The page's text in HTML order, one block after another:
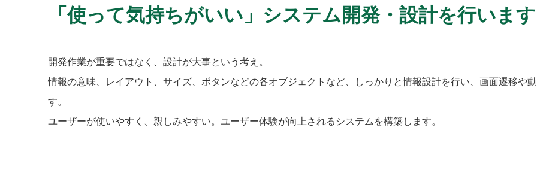
「使って気持ちがいい」システム開発・設計を行います
開発作業が重要ではなく、設計が大事という考え。
情報の意味、レイアウト、サイズ、ボタンなどの各オブジェクトなど、しっかりと情報設計を行い、画面遷移や
す。
ユーザーが使いやすく、親しみやすい。ユーザー体験が向上されるシステムを構築します。